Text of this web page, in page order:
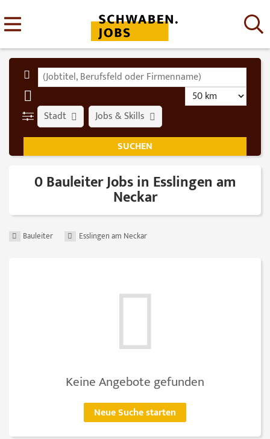
Stadt Jobs & Skills
0 Bauleiter Jobs in Esslingen am
Neckar
Bauleiter Esslingen am Neckar
Keine Angebote gefunden
Neue Suche starten